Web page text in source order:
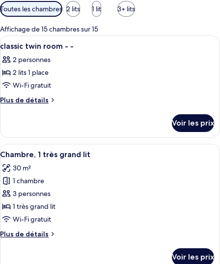
Filtres
disponibles
pour
les
chambres
Toutes les chambres 2 lits 1 lit 3+ lits
Affichage de 15 chambres sur 15
Afficher
toutes
les
photos
pour
ce
chambre :
classic
twin
room
-
-
1
classic twin room - -
2 personnes
2 lits 1 place
Wi-Fi gratuit
Plus de détails
Plus
le
type
de
classic
twin
room
-
-
Voir les prix
Afficher
toutes
les
photos
pour
ce
type
chambre :
Literie de qualité supérieure, coffres-
6
Chambre, 1 très grand lit
30 m²
1 chambre
3 personnes
1 très grand lit
Wi-Fi gratuit
Plus de détails
Plus
Voir les prix